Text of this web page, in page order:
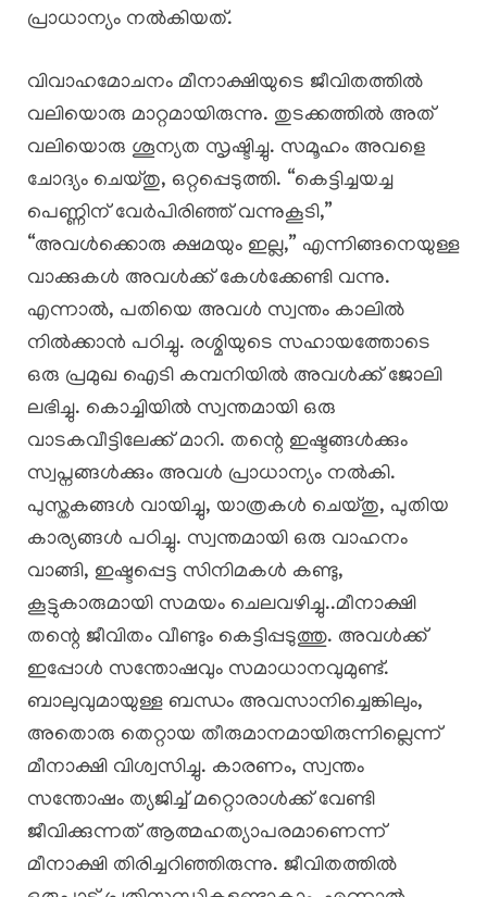
പ്രാധാന്യം നൽകിയത്.
വിവാഹമോചനം മീനാക്ഷിയുടെ ജീവിതത്തിൽ
വലിയൊരു മാറ്റമായിരുന്നു. തുടക്കത്തിൽ അത്
വലിയൊരു ശൂന്യത സൃഷ്ടിച്ചു. സമൂഹം അവളെ
ചോദ്യം ചെയ്തു, ഒറ്റപ്പെടുത്തി. “കെട്ടിച്ചയച്ച
പെണ്ണിന് വേർപിരിഞ്ഞ് വന്നുകൂടി,”
“അവൾക്കൊരു ക്ഷമയും ഇല്ല,” എന്നിങ്ങനെയുള്ള
വാക്കുകൾ അവൾക്ക് കേൾക്കേണ്ടി വന്നു.
എന്നാൽ, പതിയെ അവൾ സ്വന്തം കാലിൽ
നിൽക്കാൻ പഠിച്ചു. രശ്മിയുടെ സഹായത്തോടെ
ഒരു പ്രമുഖ ഐടി കമ്പനിയിൽ അവൾക്ക് ജോലി
ലഭിച്ചു. കൊച്ചിയിൽ സ്വന്തമായി ഒരു
വാടകവീട്ടിലേക്ക് മാറി. തന്റെ ഇഷ്ടങ്ങൾക്കും
സ്വപ്നങ്ങൾക്കും അവൾ പ്രാധാന്യം നൽകി.
പുസ്തകങ്ങൾ വായിച്ചു, യാത്രകൾ ചെയ്തു, പുതിയ
കാര്യങ്ങൾ പഠിച്ചു. സ്വന്തമായി ഒരു വാഹനം
വാങ്ങി, ഇഷ്ടപ്പെട്ട സിനിമകൾ കണ്ടു,
കൂട്ടുകാരുമായി സമയം ചെലവഴിച്ചു..മീനാക്ഷി
തന്റെ ജീവിതം വീണ്ടും കെട്ടിപ്പടുത്തു. അവൾക്ക്
ഇപ്പോൾ സന്തോഷവും സമാധാനവുമുണ്ട്.
ബാലുവുമായുള്ള ബന്ധം അവസാനിച്ചെങ്കിലും,
അതൊരു തെറ്റായ തീരുമാനമായിരുന്നില്ലെന്ന്
മീനാക്ഷി വിശ്വസിച്ചു. കാരണം, സ്വന്തം
സന്തോഷം ത്യജിച്ച് മറ്റൊരാൾക്ക് വേണ്ടി
ജീവിക്കുന്നത് ആത്മഹത്യാപരമാണെന്ന്
മീനാക്ഷി തിരിച്ചറിഞ്ഞിരുന്നു. ജീവിതത്തിൽ